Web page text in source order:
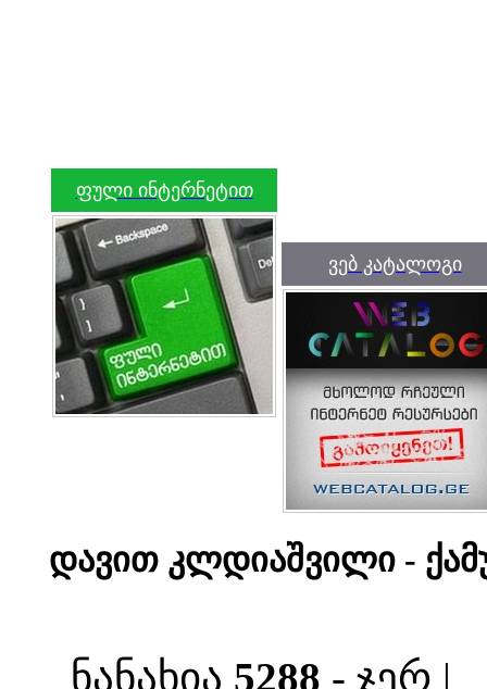
ფული ინტერნეტით
ვებ კატალოგი
დავით კლდიაშვილი -
ნანახია 5288 - ჯერ |